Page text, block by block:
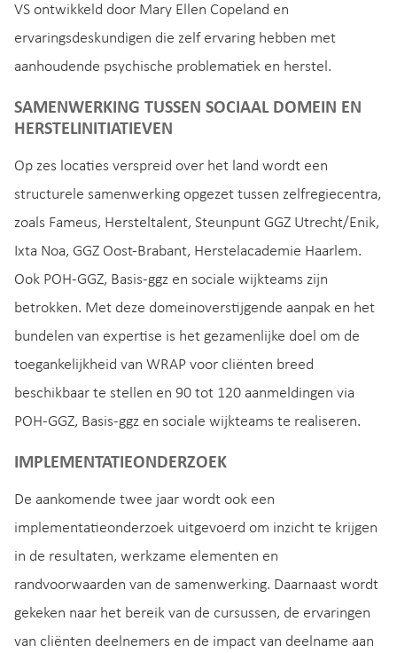
VS ontwikkeld door Mary Ellen Copeland en
ervaringsdeskundigen die zelf ervaring hebben met
aanhoudende psychische problematiek en herstel.
SAMENWERKING TUSSEN SOCIAAL DOMEIN EN
HERSTELINITIATIEVEN
Op zes locaties verspreid over het land wordt een
structurele samenwerking opgezet tussen zelfregiecentra,
zoals Fameus, Hersteltalent, Steunpunt GGZ Utrecht/Enik,
Ixta Noa, GGZ Oost-Brabant, Herstelacademie Haarlem.
Ook POH-GGZ, Basis-ggz en sociale wijkteams zijn
betrokken. Met deze domeinoverstijgende aanpak en het
bundelen van expertise is het gezamenlijke doel om de
toegankelijkheid van WRAP voor cliënten breed
beschikbaar te stellen en 90 tot 120 aanmeldingen via
POH-GGZ, Basis-ggz en sociale wijkteams te realiseren.
IMPLEMENTATIEONDERZOEK
De aankomende twee jaar wordt ook een
implementatieonderzoek uitgevoerd om inzicht te krijgen
in de resultaten, werkzame elementen en
randvoorwaarden van de samenwerking. Daarnaast wordt
gekeken naar het bereik van de cursussen, de ervaringen
van cliënten deelnemers en de impact van deelname aan